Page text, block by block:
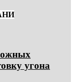
угона